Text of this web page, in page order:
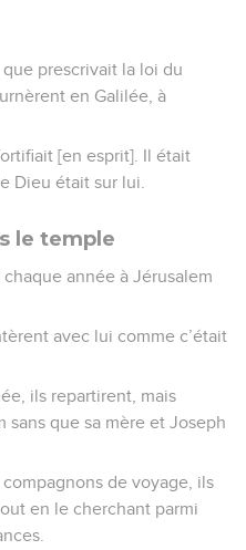
prescrivait la loi du
en Galilée, à
[en esprit]. Il était
Dieu était sur lui.
le temple
année à Jérusalem
avec lui comme c’était
ils repartirent, mais
sans que sa mère et Joseph
de voyage, ils
en le cherchant parmi